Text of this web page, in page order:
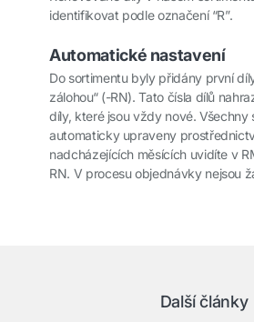
identifikovat podle označení “R”.
Automatické nastavení
Do sortimentu byly přidány první
zálohou“ (-RN). Tato čísla dílů
díly, které jsou vždy nové. Všechny
automaticky upraveny
nadcházejících měsících uvidíte v
RN. V procesu objednávky nejsou
Další články